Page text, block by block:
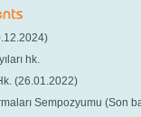
hk.
(26.01.2022)
Sempozyumu (Son